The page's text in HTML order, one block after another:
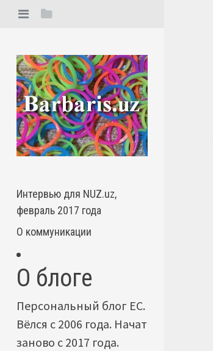
Интервью для NUZ.uz,
февраль 2017 года
О коммуникации
О блоге
Персональный блог ЕС.
Вёлся с 2006 года. Начат
заново с 2017 года.